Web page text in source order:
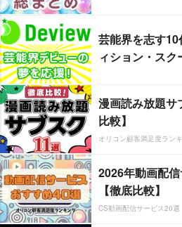
芸能界を志す
ィション・ス
漫画読み放題サ
比較】
オリコン顧客満足度ラン
2026年動画配
【徹底比較】
CS動画配信サービス20選